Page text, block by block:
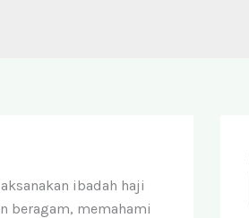
ibadah haji
beragam, memahami